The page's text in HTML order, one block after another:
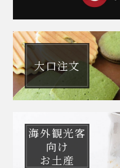
大口注文
海外観光客
向け
お土産